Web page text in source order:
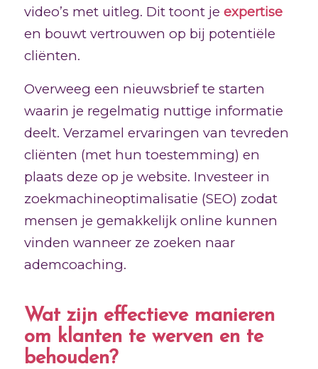
video’s met uitleg. Dit toont je expertise
en bouwt vertrouwen op bij potentiële
cliënten.
Overweeg een nieuwsbrief te starten
waarin je regelmatig nuttige informatie
deelt. Verzamel ervaringen van tevreden
cliënten (met hun toestemming) en
plaats deze op je website. Investeer in
zoekmachineoptimalisatie (SEO) zodat
mensen je gemakkelijk online kunnen
vinden wanneer ze zoeken naar
ademcoaching.
Wat zijn effectieve manieren
om klanten te werven en te
behouden?